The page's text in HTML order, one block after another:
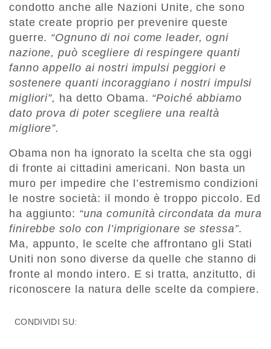
condotto anche alle Nazioni Unite, che sono
state create proprio per prevenire queste
guerre. “Ognuno di noi come leader, ogni
nazione, può scegliere di respingere quanti
fanno appello ai nostri impulsi peggiori e
sostenere quanti incoraggiano i nostri impulsi
migliori”, ha detto Obama. “Poiché abbiamo
dato prova di poter scegliere una realtà
migliore”.
Obama non ha ignorato la scelta che sta oggi
di fronte ai cittadini americani. Non basta un
muro per impedire che l’estremismo condizioni
le nostre società: il mondo è troppo piccolo. Ed
ha aggiunto: “una comunità circondata da mura
finirebbe solo con l’imprigionare se stessa”.
Ma, appunto, le scelte che affrontano gli Stati
Uniti non sono diverse da quelle che stanno di
fronte al mondo intero. E si tratta, anzitutto, di
riconoscere la natura delle scelte da compiere.
CONDIVIDI SU: